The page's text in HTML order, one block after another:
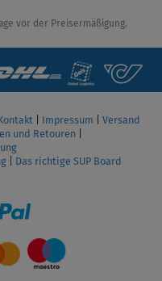
vor der Preisermäßigung.
Kontakt Impressum
Versand
und Retouren
Das richtige SUP Board